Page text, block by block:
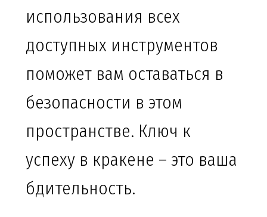
использования всех
доступных инструментов
поможет вам оставаться в
безопасности в этом
пространстве. Ключ к
успеху в кракене – это ваша
бдительность.